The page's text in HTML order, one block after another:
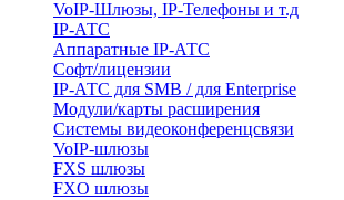
VoIP-Шлюзы, IP-Телефоны и т.д
IP-АТС
Аппаратные IP-АТС
Софт/лицензии
IP-АТС для SMB / для Enterprise
Модули/карты расширения
Системы видеоконференцсвязи
VoIP-шлюзы
FXS шлюзы
FXO шлюзы